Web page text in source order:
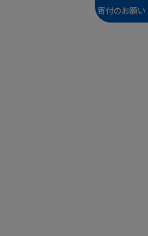
寄付のお願い